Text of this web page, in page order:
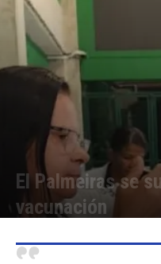
El Palmeiras se
vacunación